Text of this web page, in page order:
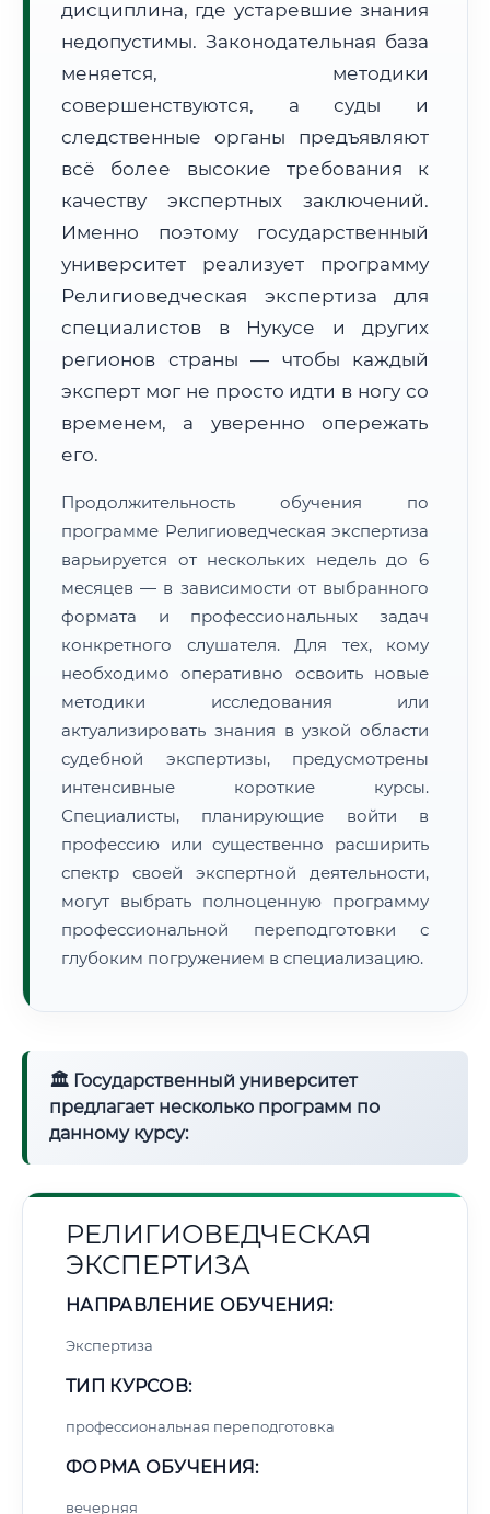
Формат учебы:
Дистанционно
🗺️ Зона обслуживания: г. Нукус
• Маршрут транзита: ~2 191 км
📜 Документы и аккредитация ФИС ФРДО
Нажмите на документ для увеличения и просмотра
дисциплина, где устаревшие знания
недопустимы. Законодательная база
меняется, методики
совершенствуются, а суды и
следственные органы предъявляют
всё более высокие требования к
качеству экспертных заключений.
Именно поэтому государственный
университет реализует программу
Религиоведческая экспертиза для
специалистов в Нукусе и других
регионов страны — чтобы каждый
эксперт мог не просто идти в ногу со
временем, а уверенно опережать
его.
Продолжительность обучения по
программе Религиоведческая экспертиза
варьируется от нескольких недель до 6
месяцев — в зависимости от выбранного
формата и профессиональных задач
конкретного слушателя. Для тех, кому
необходимо оперативно освоить новые
методики исследования или
актуализировать знания в узкой области
судебной экспертизы, предусмотрены
интенсивные короткие курсы.
Специалисты, планирующие войти в
профессию или существенно расширить
спектр своей экспертной деятельности,
могут выбрать полноценную программу
профессиональной переподготовки с
глубоким погружением в специализацию.
🏛 Государственный университет
предлагает несколько программ по
данному курсу:
РЕЛИГИОВЕДЧЕСКАЯ
ЭКСПЕРТИЗА
НАПРАВЛЕНИЕ ОБУЧЕНИЯ:
Экспертиза
ТИП КУРСОВ:
профессиональная переподготовка
ФОРМА ОБУЧЕНИЯ:
вечерняя